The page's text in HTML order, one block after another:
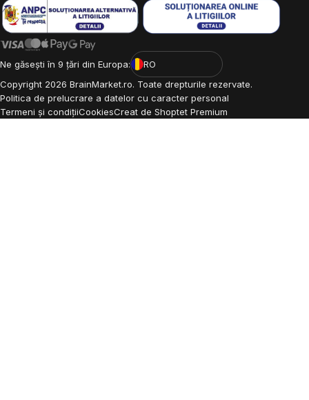
Ne găsești în 9 țări din Europa:
RO
Copyright 2026 BrainMarket.ro. Toate drepturile rezervate.
Politica de prelucrare a datelor cu caracter personal
Termeni și condițiiCookiesCreat de Shoptet Premium